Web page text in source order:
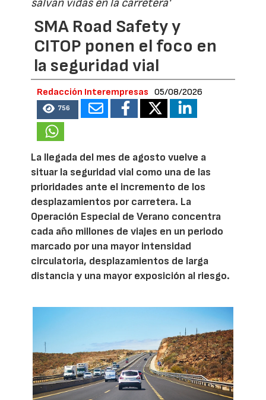
salvan vidas en la carretera'
SMA Road Safety y
CITOP ponen el foco en
la seguridad vial
Redacción Interempresas 05/08/2026
756
La llegada del mes de agosto vuelve a
situar la seguridad vial como una de las
prioridades ante el incremento de los
desplazamientos por carretera. La
Operación Especial de Verano concentra
cada año millones de viajes en un periodo
marcado por una mayor intensidad
circulatoria, desplazamientos de larga
distancia y una mayor exposición al riesgo.